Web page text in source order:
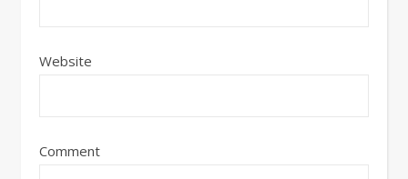
Website
Comment